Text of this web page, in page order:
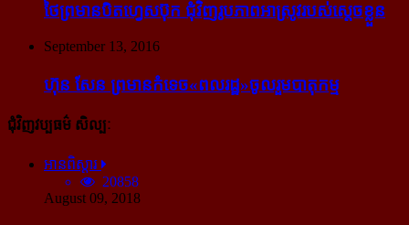
ថៃ​ព្រមាន​បិត​ហ្វេសប៊ុក ជុំ​វិញ​រូបភាព​អាស្រូវ​របស់​ស្ដេច​ខ្លួន
September 13, 2016
ហ៊ុន សែន ព្រមាន​កំទេច​«ពលរដ្ឋ»​ចូលរួម​បាតុកម្ម
ជុំវិញវប្បធម៌ សិល្បៈ
អានពិស្ដារ
20858
August 09, 2018